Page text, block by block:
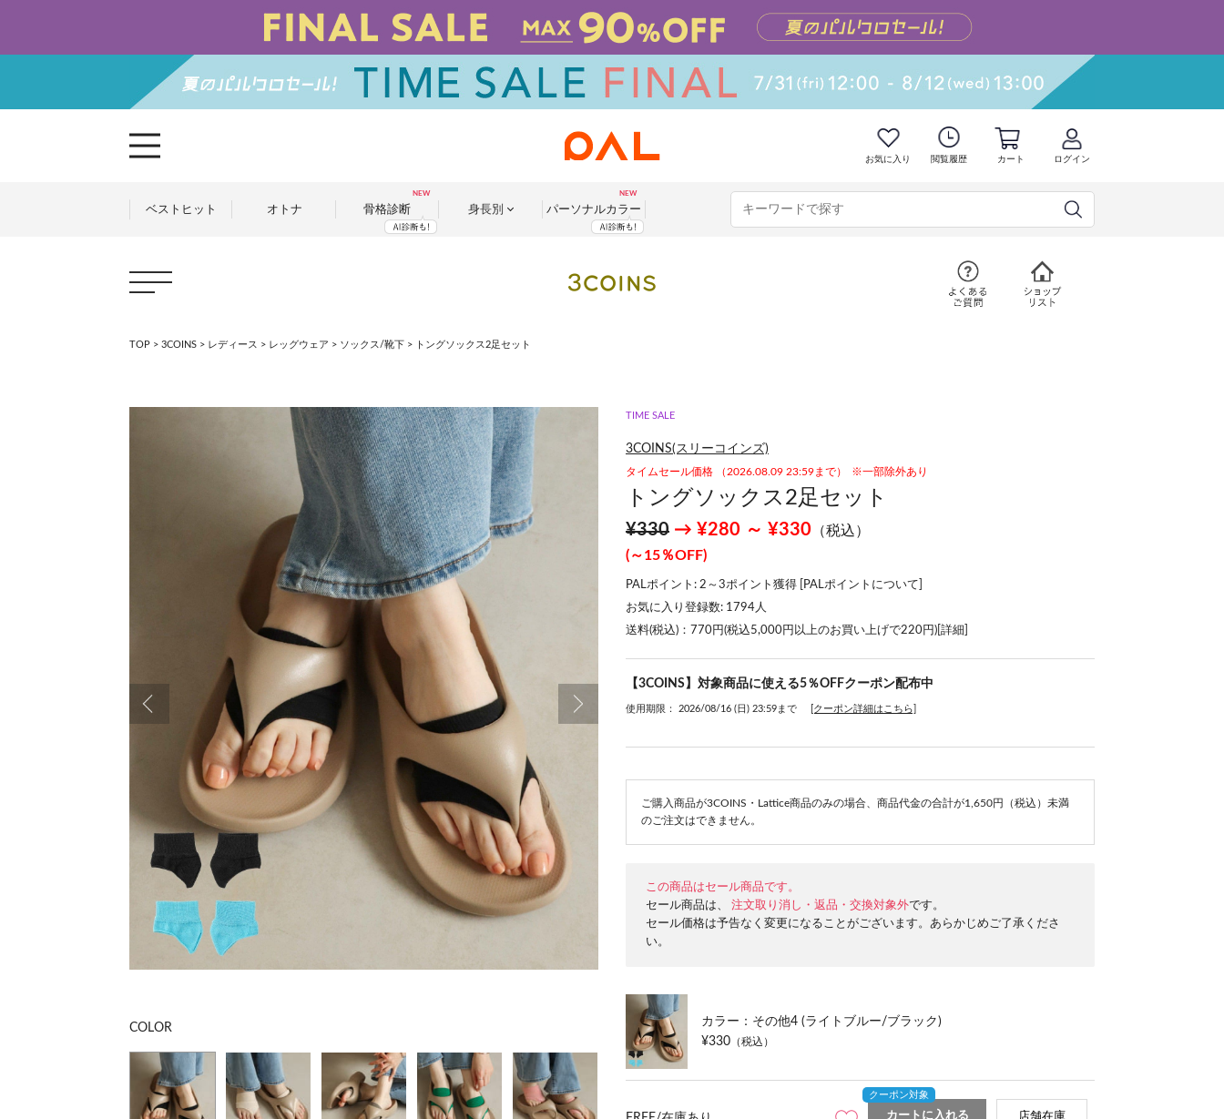
お気に入り 閲覧履歴 カート ログイン
ベストヒット オトナ 骨格診断 身長別 パーソナルカラー
TOP > 3COINS > レディース > レッグウェア > ソックス/靴下 > トングソックス2足セット
COLOR
TIME SALE
3COINS(スリーコインズ)
タイムセール価格 （2026.08.09 23:59まで） ※一部除外あり
トングソックス2足セット
¥330 → ¥280 ～ ¥330 （税込）
(～15％OFF)
PALポイント: 2～3ポイント獲得 [ PALポイントについて
お気に入り登録数: 1794人
送料(税込)：770円(税込5,000円以上のお買い上げで220円)[ 詳細
【3COINS】対象商品に使える5％OFFクーポン配布中
使用期限： 2026/08/16 (日) 23:59まで [クーポン詳細はこちら]
ご購入商品が3COINS・Lattice商品のみの場合、商品代金の合計が1,650円（税込）未満
のご注文はできません。
この商品はセール商品です。
セール商品は、 注文取り消し・返品・交換対象外です。
セール価格は予告なく変更になることがございます。あらかじめご了承くださ
い。
カラー：その他4 (ライトブルー/ブラック)
¥330 （税込）
カートに入れる 店舗在庫